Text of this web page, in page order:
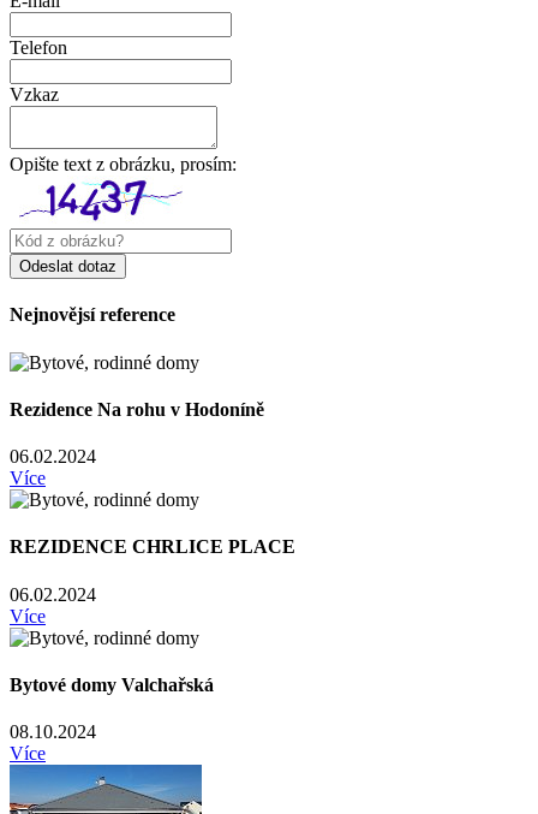
Telefon
Vzkaz
Opište text z obrázku, prosím:
Nejnovějsí reference
Rezidence Na rohu v Hodoníně
06.02.2024
Více
REZIDENCE CHRLICE PLACE
06.02.2024
Více
Bytové domy Valchařská
08.10.2024
Více